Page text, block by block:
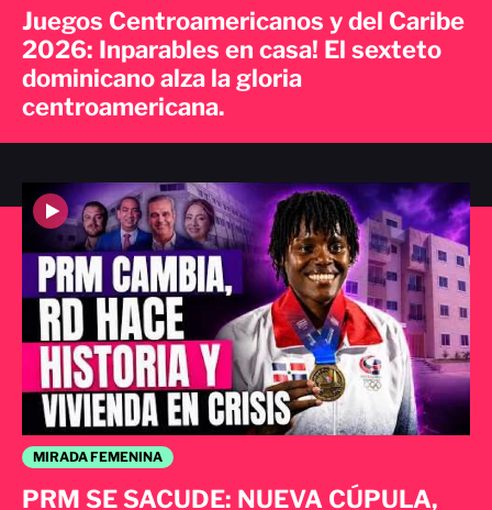
MIRADA FEMENINA
PRM SE SACUDE: NUEVA CÚPULA,
Juegos Centroamericanos y del Caribe
2026: Inparables en casa! El sexteto
dominicano alza la gloria
centroamericana.